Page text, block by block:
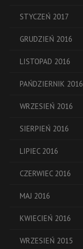
STYCZEŃ 2017
GRUDZIEŃ 2016
LISTOPAD 2016
PAŃDZIERNIK 2016
WRZESIEŃ 2016
SIERPIEŃ 2016
LIPIEC 2016
CZERWIEC 2016
MAJ 2016
KWIECIEŃ 2016
WRZESIEŃ 2015